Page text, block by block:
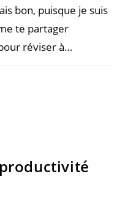
bon, puisque je suis
te partager
réviser à…